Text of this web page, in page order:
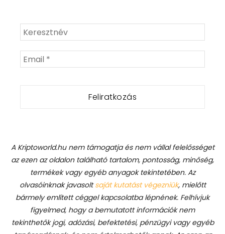
A Kriptoworld.hu nem támogatja és nem vállal felelősséget
az ezen az oldalon található tartalom, pontosság, minőség,
termékek vagy egyéb anyagok tekintetében. Az
olvasóinknak javasoltsaját kutatást végezniük, mielőtt
bármely említett céggel kapcsolatba lépnének. Felhívjuk
figyelmed, hogy a bemutatott információk nem
tekinthetők jogi, adózási, befektetési, pénzügyi vagy egyéb